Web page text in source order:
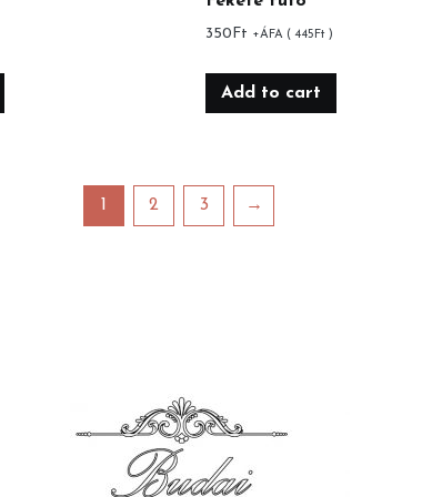
350 Ft +ÁFA ( 445 Ft)
Add to cart
1 2 3 →